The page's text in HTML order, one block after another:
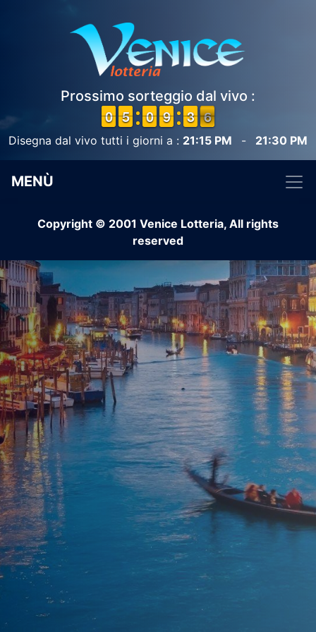
Prossimo sorteggio dal vivo :
9
9
0
0 4
4
5
5 9
9
0
0 8
8
9
9 2
2
3
3 6
5
Disegna dal vivo tutti i giorni a : 21:15 PM - 21:30 PM
MENÙ
Copyright © 2001 Venice Lotteria, All rights
reserved